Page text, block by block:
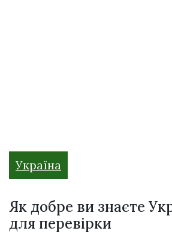
Україна
Як добре ви знаєте
для перевірки